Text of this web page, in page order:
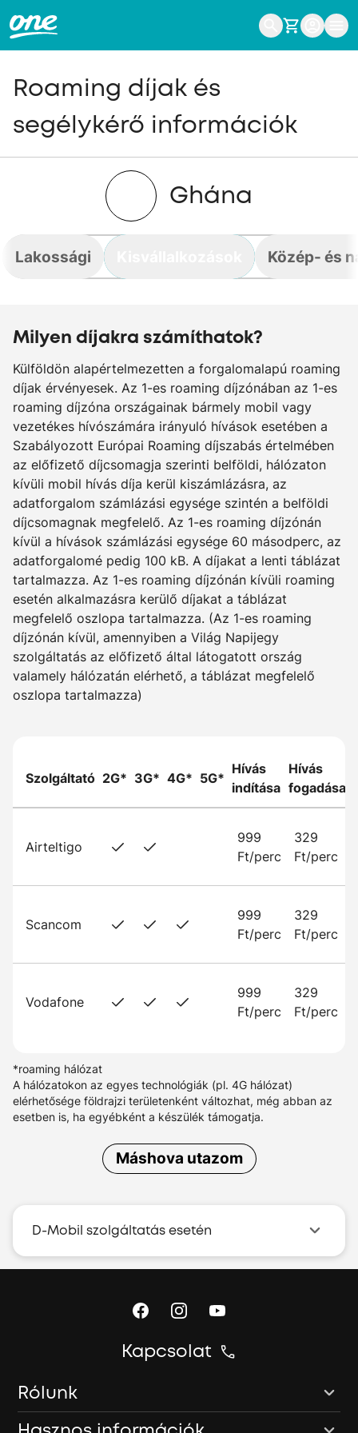
Roaming díjak és
segélykérő információk
Ghána
Lakossági Közép- és
Milyen díjakra számíthatok?
Külföldön alapértelmezetten a forgalomalapú roaming
díjak érvényesek. Az 1-es roaming díjzónában az 1-es
roaming díjzóna országainak bármely mobil vagy
vezetékes hívószámára irányuló hívások esetében a
Szabályozott Európai Roaming díjszabás értelmében
az előfizető díjcsomagja szerinti belföldi, hálózaton
kívüli mobil hívás díja kerül kiszámlázásra, az
adatforgalom számlázási egysége szintén a belföldi
díjcsomagnak megfelelő. Az 1-es roaming díjzónán
kívül a hívások számlázási egysége 60 másodperc, az
adatforgalomé pedig 100 kB. A díjakat a lenti táblázat
tartalmazza. Az 1-es roaming díjzónán kívüli roaming
esetén alkalmazásra kerülő díjakat a táblázat
megfelelő oszlopa tartalmazza. (Az 1-es roaming
díjzónán kívül, amennyiben a Világ Napijegy
szolgáltatás az előfizető által látogatott ország
valamely hálózatán elérhető, a táblázat megfelelő
oszlopa tartalmazza)
Szolgáltató 2G* 3G* 4G* 5G*
Hívás
indítása
Hívás
fogadása
Airteltigo
999
Ft/perc
329
Ft/perc
Scancom
999
Ft/perc
329
Ft/perc
Vodafone
999
Ft/perc
329
Ft/perc
*roaming hálózat
A hálózatokon az egyes technológiák (pl. 4G hálózat)
elérhetősége földrajzi területenként változhat, még abban az
esetben is, ha egyébként a készülék támogatja.
Máshova utazom
D-Mobil szolgáltatás esetén
Kapcsolat
Rólunk